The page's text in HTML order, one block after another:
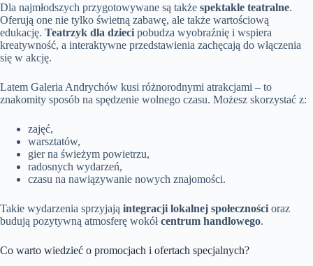
Dla najmłodszych przygotowywane są także spektakle teatralne.
Oferują one nie tylko świetną zabawę, ale także wartościową
edukację. Teatrzyk dla dzieci pobudza wyobraźnię i wspiera
kreatywność, a interaktywne przedstawienia zachęcają do włączenia
się w akcję.
Latem Galeria Andrychów kusi różnorodnymi atrakcjami – to
znakomity sposób na spędzenie wolnego czasu. Możesz skorzystać z:
zajęć,
warsztatów,
gier na świeżym powietrzu,
radosnych wydarzeń,
czasu na nawiązywanie nowych znajomości.
Takie wydarzenia sprzyjają integracji lokalnej społeczności oraz
budują pozytywną atmosferę wokółcentrum handlowego.
Co warto wiedzieć o promocjach i ofertach specjalnych?